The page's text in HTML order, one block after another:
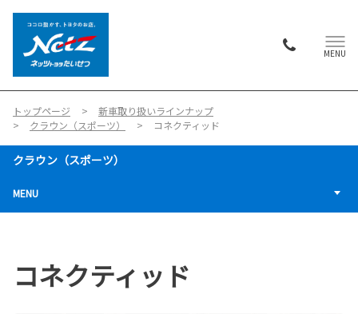
MENU
トップページ
新車取り扱いラインナップ
クラウン（スポーツ）
コネクティッド
クラウン（スポーツ）
MENU
コネクティッド